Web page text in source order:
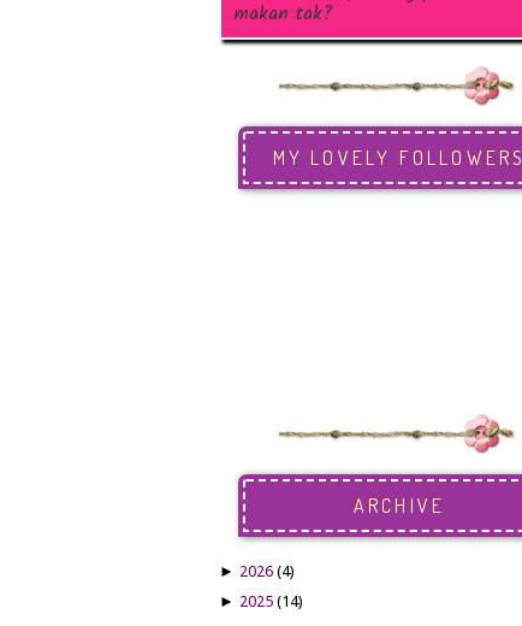
makan tak?
MY LOVELY FOLLOWERS
ARCHIVE
► 2026 (4)
► 2025 (14)